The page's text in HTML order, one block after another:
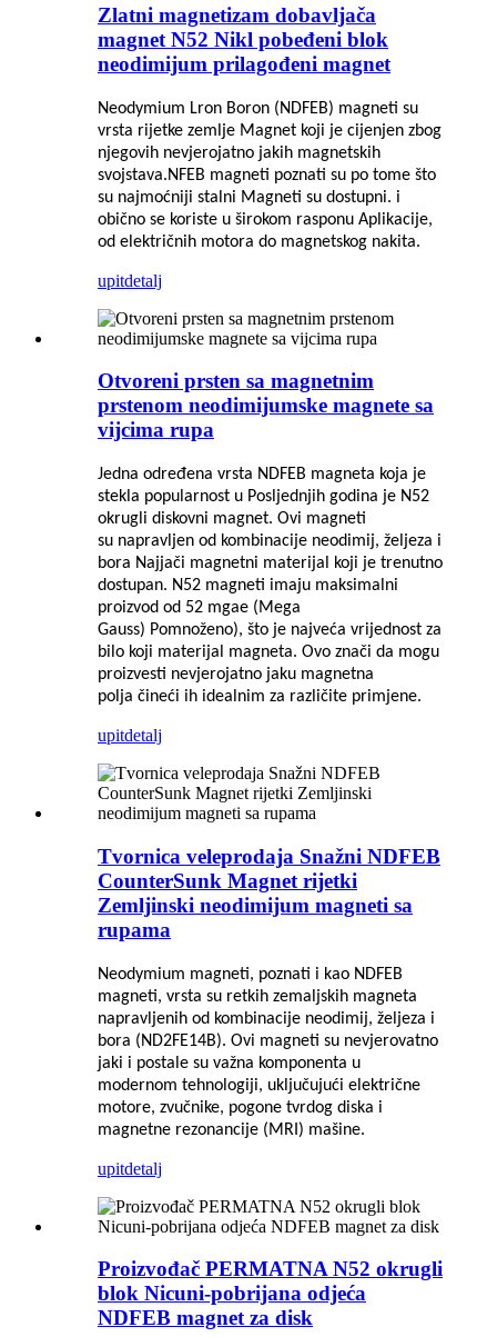
Zlatni magnetizam dobavljača
magnet N52 Nikl pobeđeni blok
neodimijum prilagođeni magnet
Neodymium Lron Boron (NDFEB) magneti su
vrsta rijetke zemlje Magnet koji je cijenjen zbog
njegovih nevjerojatno jakih magnetskih
svojstava.NFEB magneti poznati su po tome što
su najmoćniji stalni Magneti su dostupni. i
obično se koriste u širokom rasponu Aplikacije,
od električnih motora do magnetskog nakita.
upitdetalj
Otvoreni prsten sa magnetnim
prstenom neodimijumske magnete sa
vijcima rupa
Jedna određena vrsta NDFEB magneta koja je
stekla popularnost u Posljednjih godina je N52
okrugli diskovni magnet. Ovi magneti
su napravljen od kombinacije neodimij, željeza i
bora Najjači magnetni materijal koji je trenutno
dostupan. N52 magneti imaju maksimalni
proizvod od 52 mgae (Mega
Gauss) Pomnoženo), što je najveća vrijednost za
bilo koji materijal magneta. Ovo znači da mogu
proizvesti nevjerojatno jaku magnetna
polja čineći ih idealnim za različite primjene.
upitdetalj
Tvornica veleprodaja Snažni NDFEB
CounterSunk Magnet rijetki
Zemljinski neodimijum magneti sa
rupama
Neodymium magneti, poznati i kao NDFEB
magneti, vrsta su retkih zemaljskih magneta
napravljenih od kombinacije neodimij, željeza i
bora (ND2FE14B). Ovi magneti su nevjerovatno
jaki i postale su važna komponenta u
modernom tehnologiji, uključujući električne
motore, zvučnike, pogone tvrdog diska i
magnetne rezonancije (MRI) mašine.
upitdetalj
Proizvođač PERMATNA N52 okrugli
blok Nicuni-pobrijana odjeća
NDFEB magnet za disk